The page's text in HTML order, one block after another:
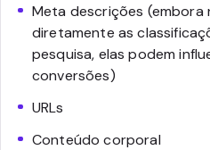
Meta descrições (embora
diretamente as
pesquisa, elas podem
conversões)
URLs
Conteúdo corporal